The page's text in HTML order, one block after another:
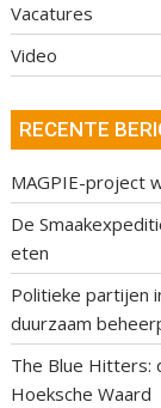
Vacatures
Video
RECENTE
MAGPIE-project
De
eten
Politieke partijen
duurzaam
The Blue Hitters:
Hoeksche Waard